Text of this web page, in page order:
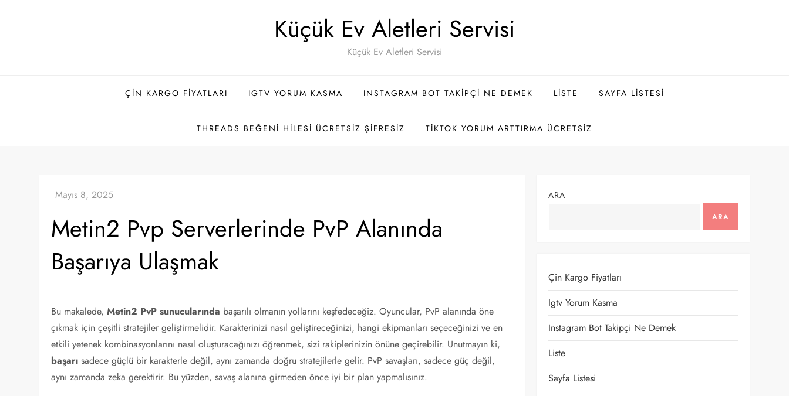
Küçük Ev Aletleri Servisi
Küçük Ev Aletleri Servisi
ÇIN KARGO FIYATLARI IGTV YORUM KASMA INSTAGRAM BOT TAKIPÇI NE DEMEK LISTE SAYFA LISTESI
THREADS BEĞENI HILESI ÜCRETSIZ ŞIFRESIZ TIKTOK YORUM ARTTIRMA ÜCRETSIZ
Metin2 Pvp Serverlerinde PvP Alanında
Başarıya Ulaşmak
Bu makalede,Metin2 PvP sunucularında başarılı olmanın yollarını keşfedeceğiz. Oyuncular, PvP alanında öne
çıkmak için çeşitli stratejiler geliştirmelidir. Karakterinizi nasıl geliştireceğinizi, hangi ekipmanları seçeceğinizi ve en
etkili yetenek kombinasyonlarını nasıl oluşturacağınızı öğrenmek, sizi rakiplerinizin önüne geçirebilir. Unutmayın ki,
başarı sadece güçlü bir karakterle değil, aynı zamanda doğru stratejilerle gelir. PvP savaşları, sadece güç değil,
aynı zamanda zeka gerektirir. Bu yüzden, savaş alanına girmeden önce iyi bir plan yapmalısınız.
ARA
ARA
Çin Kargo Fiyatları
Igtv Yorum Kasma
Instagram Bot Takipçi Ne Demek
Liste
Sayfa Listesi